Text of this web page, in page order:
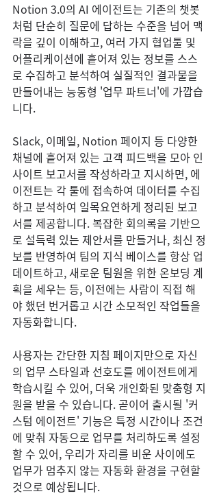
Notion 3.0의 AI 에이전트는 기존의 챗봇
처럼 단순히 질문에 답하는 수준을 넘어 맥
락을 깊이 이해하고, 여러 가지 협업툴 및
어플리케이션에 흩어져 있는 정보를 스스
로 수집하고 분석하여 실질적인 결과물을
만들어내는 능동형 '업무 파트너'에 가깝습
니다.
Slack, 이메일, Notion 페이지 등 다양한
채널에 흩어져 있는 고객 피드백을 모아 인
사이트 보고서를 작성하라고 지시하면, 에
이전트는 각 툴에 접속하여 데이터를 수집
하고 분석하여 일목요연하게 정리된 보고
서를 제공합니다. 복잡한 회의록을 기반으
로 설득력 있는 제안서를 만들거나, 최신 정
보를 반영하여 팀의 지식 베이스를 항상 업
데이트하고, 새로운 팀원을 위한 온보딩 계
획을 세우는 등, 이전에는 사람이 직접 해
야 했던 번거롭고 시간 소모적인 작업들을
자동화합니다.
사용자는 간단한 지침 페이지만으로 자신
의 업무 스타일과 선호도를 에이전트에게
학습시킬 수 있어, 더욱 개인화된 맞춤형 지
원을 받을 수 있습니다. 곧이어 출시될 '커
스텀 에이전트' 기능은 특정 시간이나 조건
에 맞춰 자동으로 업무를 처리하도록 설정
할 수 있어, 우리가 자리를 비운 사이에도
업무가 멈추지 않는 자동화 환경을 구현할
것으로 예상됩니다.